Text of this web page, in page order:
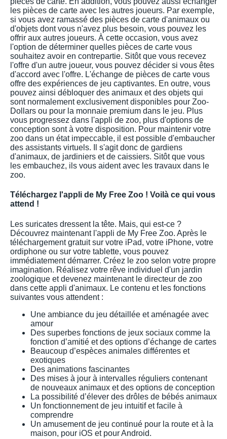
les pièces de carte avec les autres joueurs. Par exemple,
si vous avez ramassé des pièces de carte d'animaux ou
d'objets dont vous n'avez plus besoin, vous pouvez les
offrir aux autres joueurs. À cette occasion, vous avez
l'option de déterminer quelles pièces de carte vous
souhaitez avoir en contrepartie. Sitôt que vous recevez
l'offre d'un autre joueur, vous pouvez décider si vous êtes
d'accord avec l'offre. L'échange de pièces de carte vous
offre des expériences de jeu captivantes. En outre, vous
pouvez ainsi débloquer des animaux et des objets qui
sont normalement exclusivement disponibles pour Zoo-
Dollars ou pour la monnaie premium dans le jeu. Plus
vous progressez dans l'appli de zoo, plus d'options de
conception sont à votre disposition. Pour maintenir votre
zoo dans un état impeccable, il est possible d'embaucher
des assistants virtuels. Il s'agit donc de gardiens
d'animaux, de jardiniers et de caissiers. Sitôt que vous
les embauchez, ils vous aident avec les travaux dans le
zoo.
Téléchargez l'appli de My Free Zoo ! Voilà ce qui vous
attend !
Les suricates dressent la tête. Mais, qui est-ce ?
Découvrez maintenant l'appli de My Free Zoo. Après le
téléchargement gratuit sur votre iPad, votre iPhone, votre
ordiphone ou sur votre tablette, vous pouvez
immédiatement démarrer. Créez le zoo selon votre propre
imagination. Réalisez votre rêve individuel d'un jardin
zoologique et devenez maintenant le directeur de zoo
dans cette appli d'animaux. Le contenu et les fonctions
suivantes vous attendent :
Une ambiance du jeu détaillée et aménagée avec
amour
Des superbes fonctions de jeux sociaux comme la
fonction d’amitié et des options d’échange de cartes
Beaucoup d’espèces animales différentes et
exotiques
Des animations fascinantes
Des mises à jour à intervalles réguliers contenant
de nouveaux animaux et des options de conception
La possibilité d’élever des drôles de bébés animaux
Un fonctionnement de jeu intuitif et facile à
comprendre
Un amusement de jeu continué pour la route et à la
maison, pour iOS et pour Android.